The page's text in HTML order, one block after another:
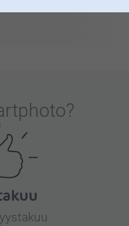
tapoja lisätä
shoppiimme, löydä
?